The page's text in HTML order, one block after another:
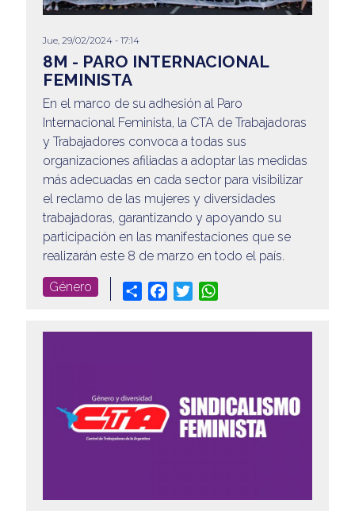
Jue, 29/02/2024 - 17:14
8M - PARO INTERNACIONAL
FEMINISTA
En el marco de su adhesión al Paro
Internacional Feminista, la CTA de Trabajadoras
y Trabajadores convoca a todas sus
organizaciones afiliadas a adoptar las medidas
más adecuadas en cada sector para visibilizar
el reclamo de las mujeres y diversidades
trabajadoras, garantizando y apoyando su
participación en las manifestaciones que se
realizarán este 8 de marzo en todo el país.
Género Share Facebook
Twitter